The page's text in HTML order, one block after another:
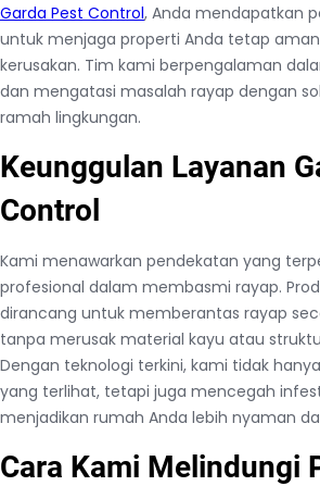
Garda Pest Control, Anda mendapatkan
untuk menjaga properti Anda tetap
kerusakan. Tim kami berpengalaman
dan mengatasi masalah rayap dengan
ramah lingkungan.
Keunggulan Layanan
Control
Kami menawarkan pendekatan yang
profesional dalam membasmi rayap.
dirancang untuk memberantas rayap
tanpa merusak material kayu atau
Dengan teknologi terkini, kami tidak
yang terlihat, tetapi juga mencegah
menjadikan rumah Anda lebih nyaman
Cara Kami Melindungi